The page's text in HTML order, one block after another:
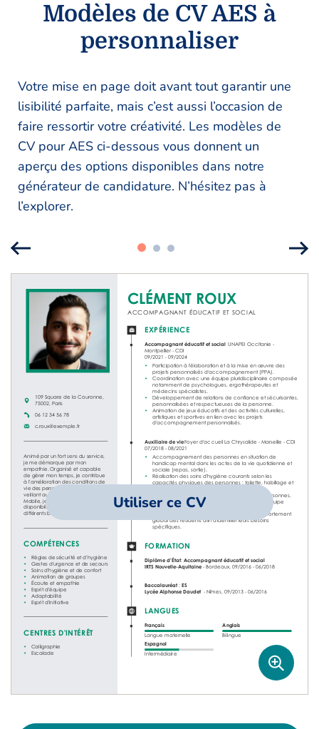
Modèles de CV AES à
personnaliser
Votre mise en page doit avant tout garantir une
lisibilité parfaite, mais c’est aussi l’occasion de
faire ressortir votre créativité. Les modèles de
CV pour AES ci-dessous vous donnent un
aperçu des options disponibles dans notre
générateur de candidature. N’hésitez pas à
l’explorer.
Utiliser ce CV